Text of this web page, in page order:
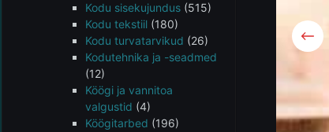
Kodu sisekujundus (515)
Kodu tekstiil (180)
Kodu turvatarvikud (26)
Kodutehnika ja -seadmed
(12)
Köögi ja vannitoa
valgustid (4)
Köögitarbed (196)